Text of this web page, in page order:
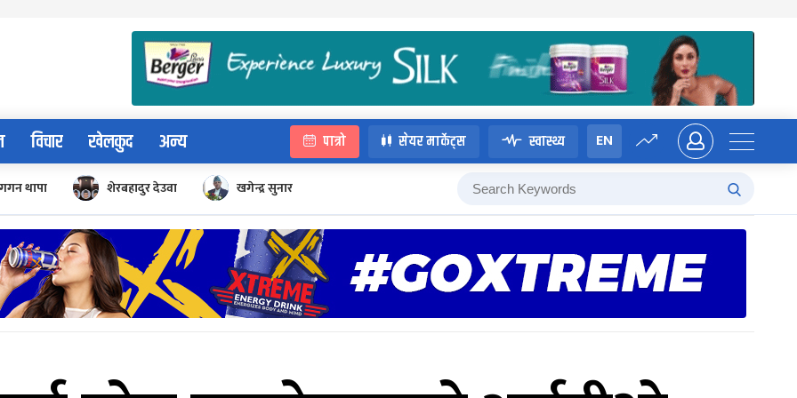
विचार खेलकुद अन्य पात्रो सेयर मार्केट्स स्वास्थ्य EN
गगन थापा शेरबहादुर देउवा खगेन्द्र सुनार